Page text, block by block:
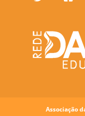
Associação